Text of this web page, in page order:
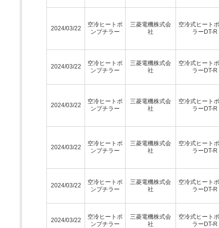
2024/03/22
空冷ヒートポ
ンプチラー
三菱電機株式会
社
空冷式ヒート
ラーDT-
2024/03/22
空冷ヒートポ
ンプチラー
三菱電機株式会
社
空冷式ヒート
ラーDT-
2024/03/22
空冷ヒートポ
ンプチラー
三菱電機株式会
社
空冷式ヒート
ラーDT-
2024/03/22
空冷ヒートポ
ンプチラー
三菱電機株式会
社
空冷式ヒート
ラーDT-
2024/03/22
空冷ヒートポ
ンプチラー
三菱電機株式会
社
空冷式ヒート
ラーDT-
2024/03/22
空冷ヒートポ
ンプチラー
三菱電機株式会
社
空冷式ヒート
ラーDT-